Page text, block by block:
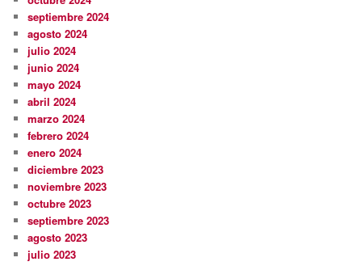
septiembre 2024
agosto 2024
julio 2024
junio 2024
mayo 2024
abril 2024
marzo 2024
febrero 2024
enero 2024
diciembre 2023
noviembre 2023
octubre 2023
septiembre 2023
agosto 2023
julio 2023